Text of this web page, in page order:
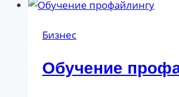
понимание.
Бизнес
Обучение